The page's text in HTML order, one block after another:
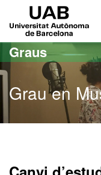
Ves al contingut principal
Ves a la navegació de la
Graus
Grau en